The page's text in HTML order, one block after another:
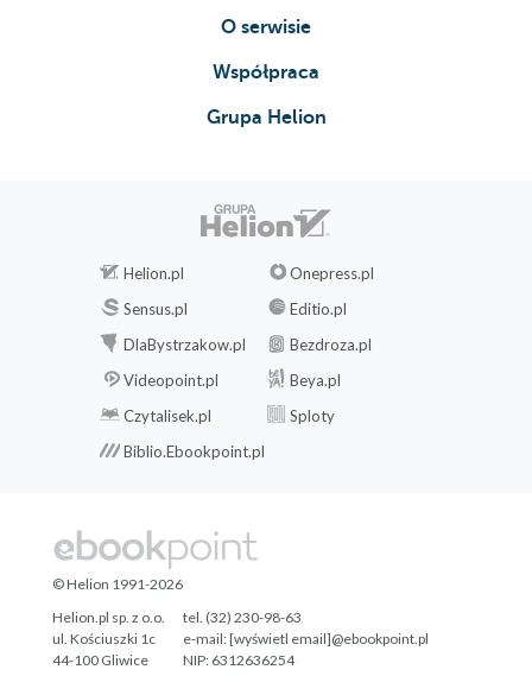
O serwisie
Współpraca
Grupa Helion
Helion.pl
Onepress.pl
Sensus.pl
Editio.pl
DlaBystrzakow.pl
Bezdroza.pl
Videopoint.pl
Beya.pl
Czytalisek.pl
Sploty
Biblio.Ebookpoint.pl
© Helion 1991-2026
Helion.pl sp. z o.o.
ul. Kościuszki 1c
44-100 Gliwice
tel. (32) 230-98-63
e-mail:[wyświetl email]@ebookpoint.pl
NIP: 6312636254